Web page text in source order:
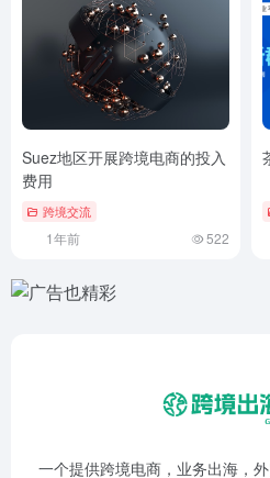
Suez地区开展跨境电商的投入
费用
跨境交流
1年前 522
一个提供跨境电商，业务出海，